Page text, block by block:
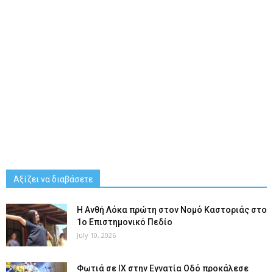
Αξίζει να διαβάσετε
Η Ανθή Λόκα πρώτη στον Νομό Καστοριάς στο
1ο Επιστημονικό Πεδίο
July 10, 2026
Φωτιά σε ΙΧ στην Εγνατία Οδό προκάλεσε